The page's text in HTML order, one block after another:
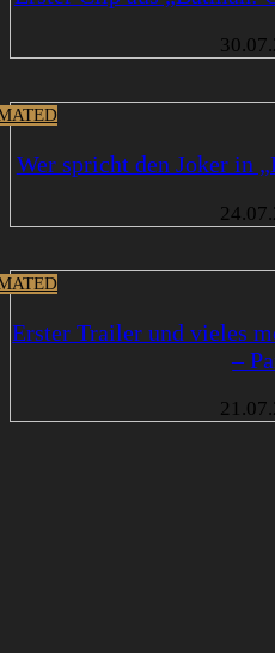
Wer spricht den Joker in
Erster Trailer und vieles
–